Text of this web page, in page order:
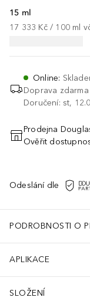
15 ml
17 333 Kč / 100 ml
Online:
Doprava
Doručení: st,
Prodejna
Ověřit
Odeslání dle
PODROBNOSTI O
APLIKACE
SLOŽENÍ